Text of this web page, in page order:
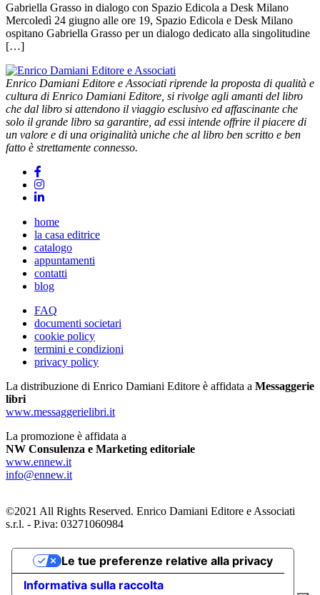
Gabriella Grasso in dialogo con Spazio Edicola a Desk Milano
Mercoledì 24 giugno alle ore 19, Spazio Edicola e Desk Milano
ospitano Gabriella Grasso per un dialogo dedicato alla singolitudine
[…]
Enrico Damiani Editore e Associati riprende la proposta di qualità e
cultura di Enrico Damiani Editore, si rivolge agli amanti del libro
che dal libro si attendono il viaggio esclusivo ed affascinante che
solo il grande libro sa garantire, ad essi intende offrire il piacere di
un valore e di una originalità uniche che al libro ben scritto e ben
fatto è strettamente connesso.
home
la casa editrice
catalogo
appuntamenti
contatti
blog
FAQ
documenti societari
cookie policy
termini e condizioni
privacy policy
La distribuzione di Enrico Damiani Editore è affidata a Messaggerie
libri
www.messaggerielibri.it
La promozione è affidata a
NW Consulenza e Marketing editoriale
www.ennew.it
info@ennew.it
©2021 All Rights Reserved. Enrico Damiani Editore e Associati
s.r.l. - P.iva: 03271060984
Informativa sulla raccolta
Le tue preferenze relative alla privacy